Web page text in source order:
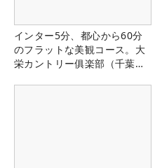
インター5分、都心から60分
のフラットな美観コース。大
栄カントリー俱楽部（千葉